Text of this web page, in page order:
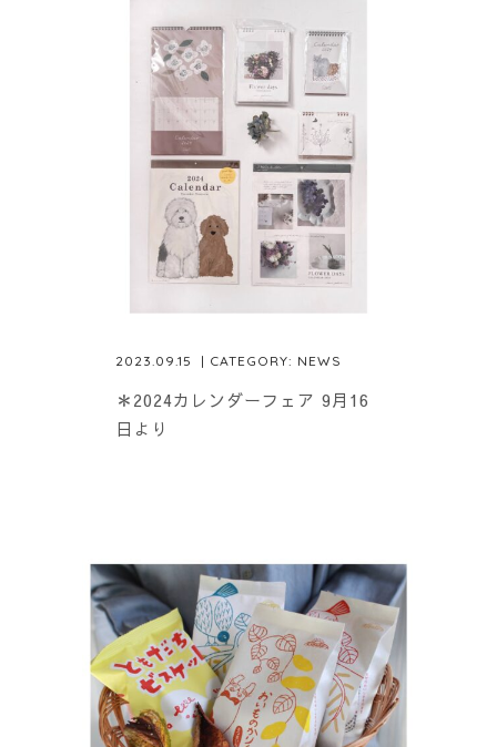
2023.09.15 | CATEGORY: NEWS
＊2024カレンダーフェア 9月16
日より